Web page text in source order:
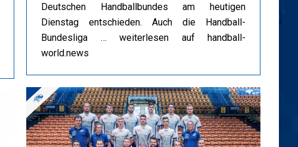
Deutschen Handballbundes am heutigen
Dienstag entschieden. Auch die Handball-
Bundesliga … weiterlesen auf handball-
world.news